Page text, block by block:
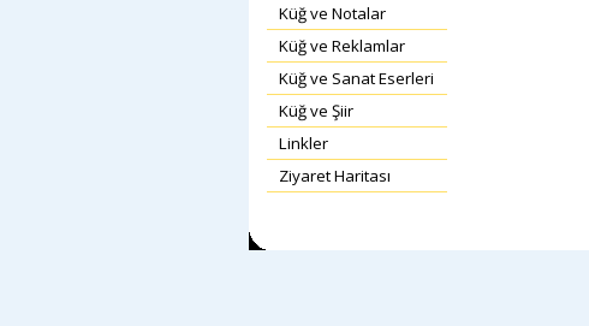
Küğ ve Notalar
Küğ ve Reklamlar
Küğ ve Sanat Eserleri
Küğ ve Şiir
Linkler
Ziyaret Haritası